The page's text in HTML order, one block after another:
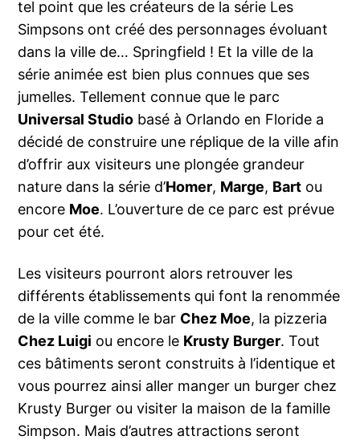
tel point que les créateurs de la série Les
Simpsons ont créé des personnages évoluant
dans la ville de… Springfield ! Et la ville de la
série animée est bien plus connues que ses
jumelles. Tellement connue que le parc
Universal Studio basé à Orlando en Floride a
décidé de construire une réplique de la ville afin
d’offrir aux visiteurs une plongée grandeur
nature dans la série d’Homer, Marge, Bart ou
encore Moe. L’ouverture de ce parc est prévue
pour cet été.
Les visiteurs pourront alors retrouver les
différents établissements qui font la renommée
de la ville comme le bar Chez Moe, la pizzeria
Chez Luigi ou encore le Krusty Burger. Tout
ces bâtiments seront construits à l’identique et
vous pourrez ainsi aller manger un burger chez
Krusty Burger ou visiter la maison de la famille
Simpson. Mais d’autres attractions seront